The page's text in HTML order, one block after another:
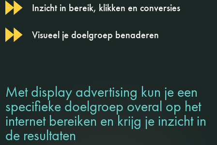
Inzicht in bereik, klikken en conversies
Visueel je doelgroep benaderen
Met display advertising kun je een
specifieke doelgroep overal op het
internet bereiken en krijg je inzicht in
de resultaten